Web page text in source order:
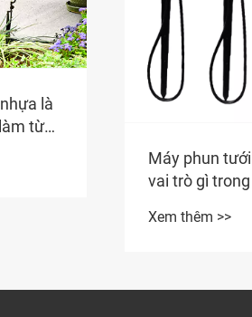
là
từ
Máy phun
vai trò gì
Xem thêm >>